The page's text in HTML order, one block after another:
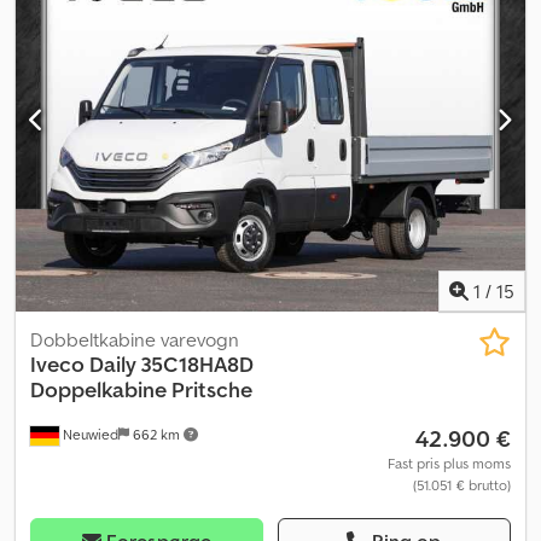
klimaanlæg, navigationssystem, parkeringssensorer,
servostyring, skydedør, sodfilter, trailertræk, traktionskontrol
Eksteriør * Trækkrog Øvrigt * CITY CONNECT-PAKKE * Kaolin-
hvid * Kan afmonteres uden værktøj * Skydedør på højre og
venstre side, manuel betjening * Stof, Curitiba Crjdpfxjzf Dx So Al
Def * WORKSITE-PAKKE
1 / 15
Neuwied 662 km
Dobbeltkabine varevogn
Iveco Daily 35C18HA8D
Doppelkabine Pritsche
42.900 €
Fast pris plus moms
(51.051 € brutto)